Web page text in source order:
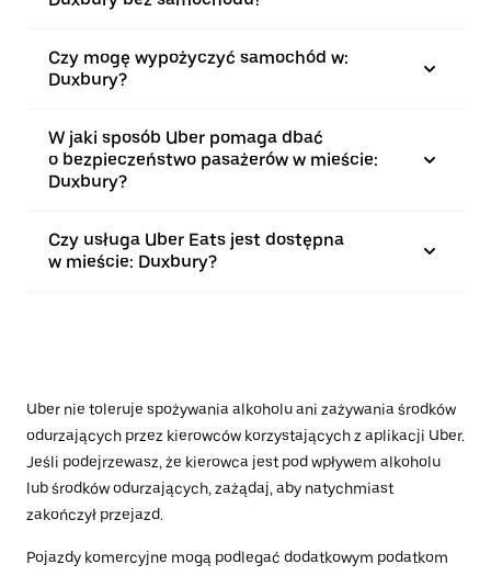
Czy mogę wypożyczyć samochód w:
Duxbury?
W jaki sposób Uber pomaga dbać
o bezpieczeństwo pasażerów w mieście:
Duxbury?
Czy usługa Uber Eats jest dostępna
w mieście: Duxbury?
Uber nie toleruje spożywania alkoholu ani zażywania środków
odurzających przez kierowców korzystających z aplikacji Uber.
Jeśli podejrzewasz, że kierowca jest pod wpływem alkoholu
lub środków odurzających, zażądaj, aby natychmiast
zakończył przejazd.
Pojazdy komercyjne mogą podlegać dodatkowym podatkom